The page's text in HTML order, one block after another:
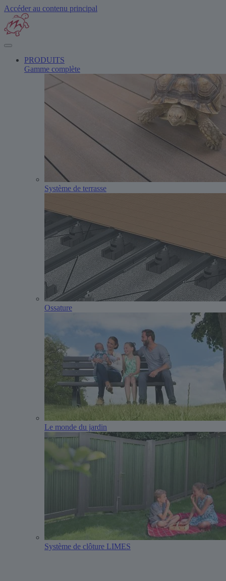
Accéder au contenu principal
PRODUITS
Gamme complète
Système de terrasse
Ossature
Le monde du jardin
Système de clôture LIMES